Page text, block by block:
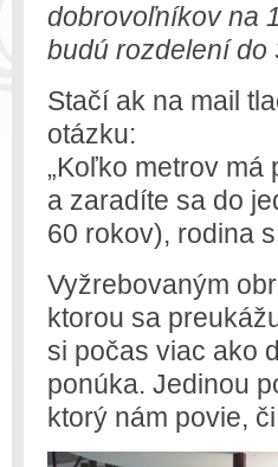
dobrovoľníkov na
budú rozdelení do
Stačí ak na mail
otázku:
„Koľko metrov má
a zaradíte sa do
60 rokov), rodina
Vyžrebovaným
ktorou sa
si počas viac ako
ponúka. Jedinou
ktorý nám povie,